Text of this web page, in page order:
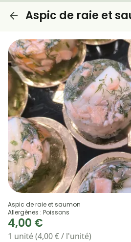
Aspic de raie et
Aspic de raie et saumon
Allergènes : Poissons
4,00 €
1 unité (4,00 € / l'unité)